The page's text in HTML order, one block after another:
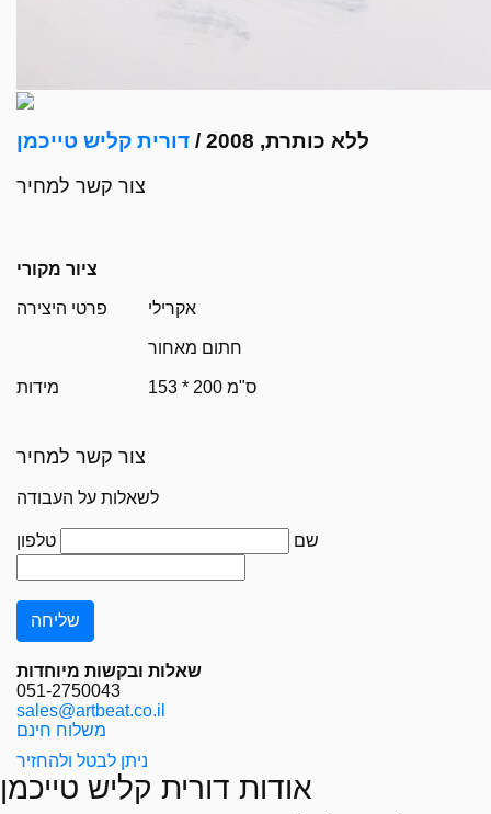
ללא כותרת, 2008 / דורית קליש טייכמן
צור קשר למחיר
ציור מקורי
פרטי היצירה אקרילי
חתום מאחור
מידות 153 * 200 ס"מ
צור קשר למחיר
לשאלות על העבודה
שם טלפון
שאלות ובקשות מיוחדות
051-2750043
sales@artbeat.co.il
משלוח חינם
ניתן לבטל ולהחזיר
אודות דורית קליש טייכמן